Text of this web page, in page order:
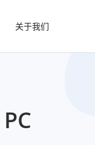
关于我们